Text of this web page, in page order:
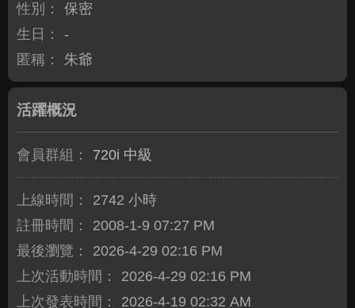
性別：
保密
生日：
-
匿稱：
朱爺
活躍概況
會員群組： 720i 中級
上線時間：
2742 小時
註冊時間：
2008-1-9 07:27 PM
最後瀏覽：
2026-4-29 02:16 PM
上次活動時間：
2026-4-29 02:16 PM
上次發表時間：
2026-4-19 02:32 AM